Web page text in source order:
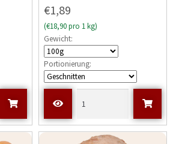
€1,89
(€18,90 pro 1 kg)
Gewicht:
Portionierung: